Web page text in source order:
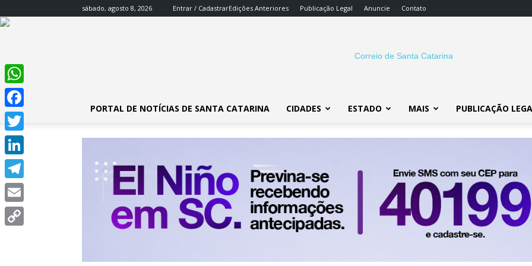
sábado, agosto 8, 2026 Entrar / CadastrarEdições Anteriores Publicação Legal Anuncie Contato
SC
PORTAL DE NOTÍCIAS DE SANTA CATARINA CIDADES ESTADO MAIS PUBLICAÇÃO
WhatsApp
Facebook
Twitter
LinkedIn
Telegram
Email